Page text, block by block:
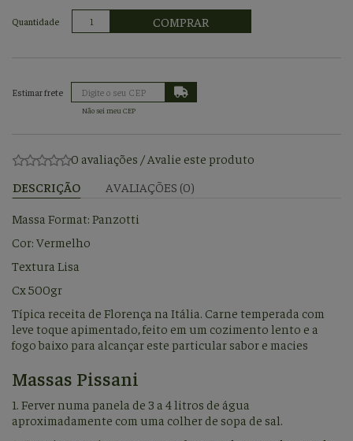
Quantidade COMPRAR
Não sei meu CEP
0 avaliações / Avalie este produto
DESCRIÇÃO
AVALIAÇÕES (0)
Massa Format: Panzotti
Cor: Vermelho
Textura Lisa
Cx 500gr
Típica receita de Florença na Itália. Carne temperada com
leve toque apimentado, feito em um cozimento lento e a
fogo baixo para alcançar este particular sabor e macies
Massas Pissani
1. Ferver numa panela de 3 a 4 litros de água
aproximadamente com uma colher de sopa de sal.